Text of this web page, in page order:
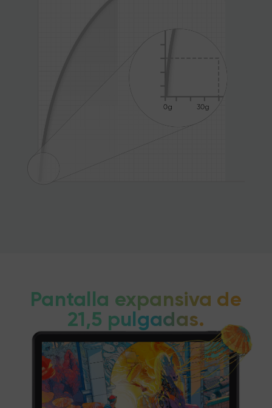
Pantalla expansiva de
21,5 pulgadas.